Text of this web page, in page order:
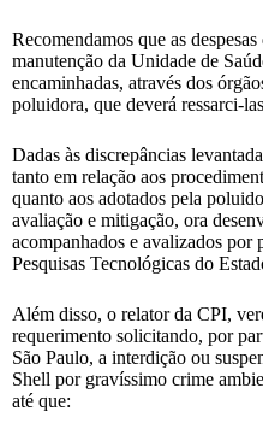
Recomendamos que as
manutenção da Unidade de
encaminhadas, através dos
poluidora, que deverá ressarci-
Dadas às discrepâncias
tanto em relação aos
quanto aos adotados pela
avaliação e mitigação, ora
acompanhados e avalizados
Pesquisas Tecnológicas do
Além disso, o relator da CPI,
requerimento solicitando, por
São Paulo, a interdição ou
Shell por gravíssimo crime
até que: